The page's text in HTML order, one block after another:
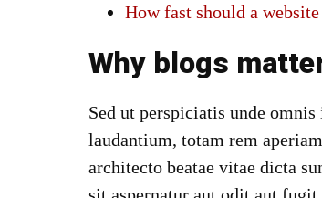
How fast should a
Why blogs
Sed ut perspiciatis unde
laudantium, totam rem
architecto beatae vitae dicta